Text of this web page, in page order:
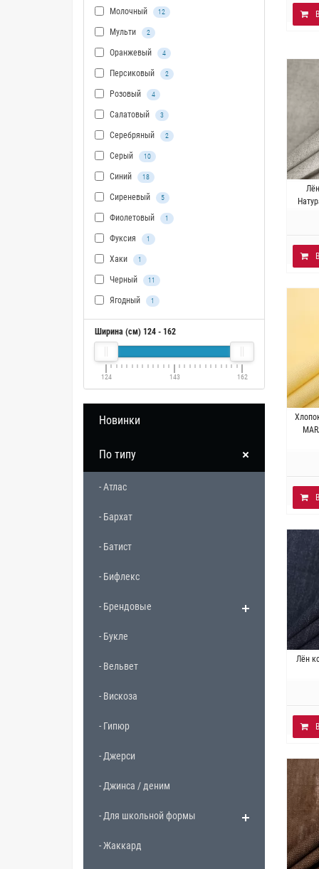
Молочный 12
Мульти 2
Оранжевый 4
Персиковый 2
Розовый 4
Салатовый 3
Серебряный 2
Серый 10
Синий 18
Сиреневый 5
Фиолетовый 1
Фуксия 1
Хаки 1
Черный 11
Ягодный 1
Ширина (см) 124 - 162
124 143 162
Новинки
По типу
- Атлас
- Бархат
- Батист
- Бифлекс
- Брендовые
- Букле
- Вельвет
- Вискоза
- Гипюр
- Джерси
- Джинса / деним
- Для школьной формы
- Жаккард
Лён